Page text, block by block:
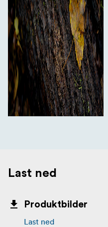
Last ned
Produktbilder
Last ned